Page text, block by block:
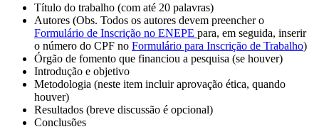
Título do trabalho (com até 20 palavras)
Autores (Obs. Todos os autores devem preencher o
Formulário de Inscrição no ENEPE para, em seguida, inserir
o número do CPF no Formulário para Inscrição de Trabalho)
Órgão de fomento que financiou a pesquisa (se houver)
Introdução e objetivo
Metodologia (neste item incluir aprovação ética, quando
houver)
Resultados (breve discussão é opcional)
Conclusões